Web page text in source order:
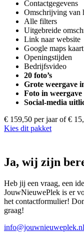
Contactgegevens
Omschrijving van
Alle filters
Uitgebreide
Link naar website
Google maps kaart
Openingstijden
Bedrijfsvideo
20 foto’s
Grote weergave
Foto in weergave
Social-media
€ 159,50 per jaar of €
Kies dit pakket
Ja, wij zijn
Heb jij een vraag, een
JouwNieuwePlek is er
het contactformulier!
graag!
info@jouwnieuweplek.nl